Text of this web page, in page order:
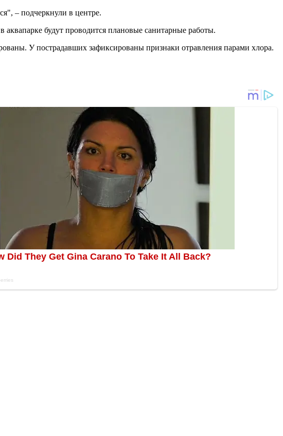
– подчеркнули в центре.
будут проводится плановые санитарные работы.
У пострадавших зафиксированы признаки отравления парами хлора.